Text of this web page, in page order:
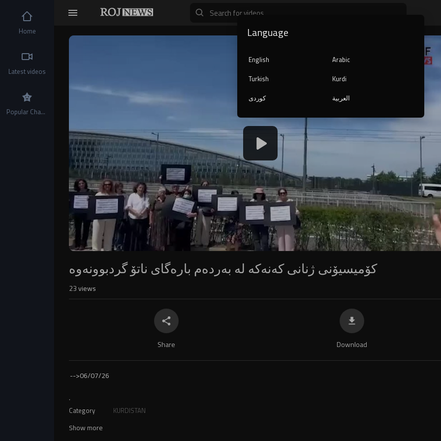
Video
480p
auto
کۆمیسیۆنی ژنانی کەنەکە لە بەردەم بارەگای ناتۆ گردبوونەوە
23views
Share Download
-->06/07/26
.
Category KURDISTAN
Show more
Home
Latest videos
Popular Channels
Language
English
Arabic
Turkish
Kurdi
کوردی
العربية